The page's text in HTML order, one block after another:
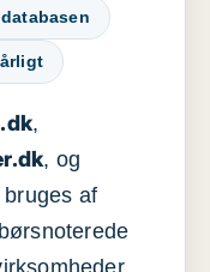
,
, og
bruges af